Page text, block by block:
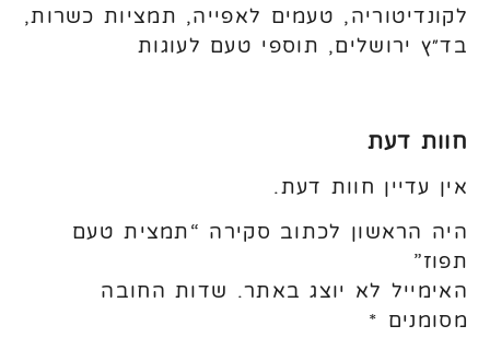
לקונדיטוריה, טעמים לאפייה, תמציות כשרות,
בד״ץ ירושלים, תוספי טעם לעוגות
חוות דעת
אין עדיין חוות דעת.
היה הראשון לכתוב סקירה “תמצית טעם
תפוז”
האימייל לא יוצג באתר. שדות החובה
מסומנים *